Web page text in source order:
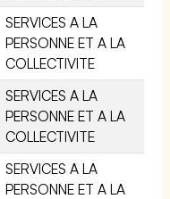
SERVICES A LA
PERSONNE ET A LA
COLLECTIVITE
SERVICES A LA
PERSONNE ET A LA
COLLECTIVITE
SERVICES A LA
PERSONNE ET A LA